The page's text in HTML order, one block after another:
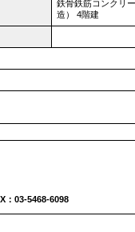
鉄骨鉄筋コンクリ
造） 4階建
：03-5468-6098